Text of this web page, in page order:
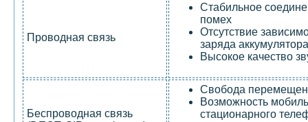
Проводная связь
Стабильное
помех
Отсутствие
заряда аккумулятора
Высокое качество
Беспроводная связь
Свобода
Возможность
стационарного